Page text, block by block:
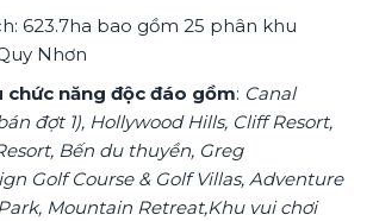
623.7ha bao gồm 25 phân khu
Nhơn
chức năng độc đáo gồm: Canal
đợt 1), Hollywood Hills, Cliff Resort,
Bến du thuyền, Greg
Golf Course & Golf Villas, Adventure
Mountain Retreat,Khu vui chơi